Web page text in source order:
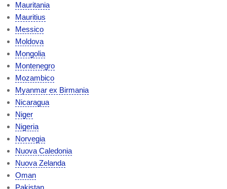
Mauritania
Mauritius
Messico
Moldova
Mongolia
Montenegro
Mozambico
Myanmar ex Birmania
Nicaragua
Niger
Nigeria
Norvegia
Nuova Caledonia
Nuova Zelanda
Oman
Pakistan